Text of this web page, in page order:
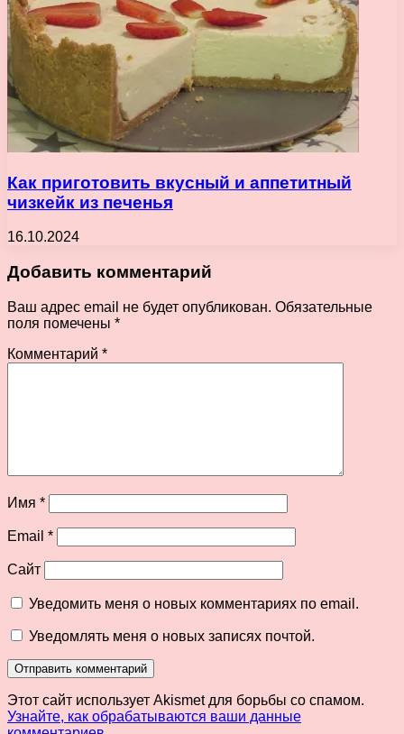
Как приготовить вкусный и аппетитный
чизкейк из печенья
16.10.2024
Добавить комментарий
Ваш адрес email не будет опубликован. Обязательные
поля помечены *
Комментарий *
Имя *
Email *
Сайт
Уведомить меня о новых комментариях по email.
Уведомлять меня о новых записях почтой.
Этот сайт использует Akismet для борьбы со спамом.
Узнайте, как обрабатываются ваши данные